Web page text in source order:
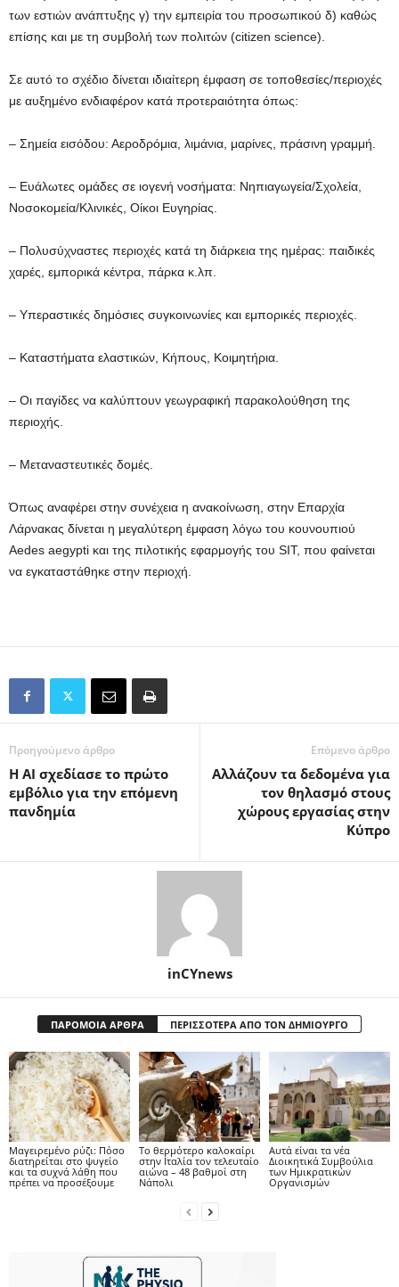
των εστιών ανάπτυξης γ) την εμπειρία του προσωπικού δ) καθώς
επίσης και με τη συμβολή των πολιτών (citizen science).
Σε αυτό το σχέδιο δίνεται ιδιαίτερη έμφαση σε τοποθεσίες/περιοχές
με αυξημένο ενδιαφέρον κατά προτεραιότητα όπως:
– Σημεία εισόδου: Αεροδρόμια, λιμάνια, μαρίνες, πράσινη γραμμή.
– Ευάλωτες ομάδες σε ιογενή νοσήματα: Νηπιαγωγεία/Σχολεία,
Νοσοκομεία/Κλινικές, Οίκοι Ευγηρίας.
– Πολυσύχναστες περιοχές κατά τη διάρκεια της ημέρας: παιδικές
χαρές, εμπορικά κέντρα, πάρκα κ.λπ.
– Υπεραστικές δημόσιες συγκοινωνίες και εμπορικές περιοχές.
– Καταστήματα ελαστικών, Κήπους, Κοιμητήρια.
– Οι παγίδες να καλύπτουν γεωγραφική παρακολούθηση της
περιοχής.
– Μεταναστευτικές δομές.
Όπως αναφέρει στην συνέχεια η ανακοίνωση, στην Επαρχία
Λάρνακας δίνεται η μεγαλύτερη έμφαση λόγω του κουνουπιού
Aedes aegypti και της πιλοτικής εφαρμογής του SIT, που φαίνεται
να εγκαταστάθηκε στην περιοχή.
Προηγούμενο άρθρο
Η AI σχεδίασε το πρώτο
εμβόλιο για την επόμενη
πανδημία
Επόμενο άρθρο
Aλλάζουν τα δεδομένα για
τον θηλασμό στους
χώρους εργασίας στην
Κύπρο
inCYnews
ΠΑΡΟΜΟΙΑ ΑΡΘΡΑ ΠΕΡΙΣΣΟΤΕΡΑ ΑΠΟ ΤΟΝ ΔΗΜΙΟΥΡΓΟ
Μαγειρεμένο ρύζι: Πόσο
διατηρείται στο ψυγείο
και τα συχνά λάθη που
πρέπει να προσέξουμε
Το θερμότερο καλοκαίρι
στην Ιταλία τον τελευταίο
αιώνα – 48 βαθμοί στη
Νάπολι
Αυτά είναι τα νέα
Διοικητικά Συμβούλια
των Ημικρατικών
Οργανισμών